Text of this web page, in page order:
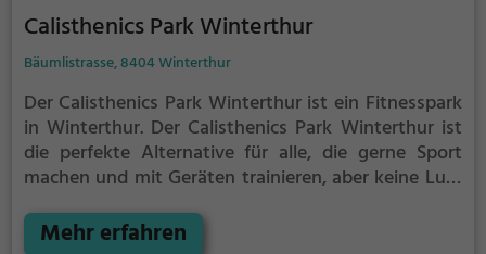
Calisthenics Park Winterthur
Bäumlistrasse, 8404 Winterthur
Der Calisthenics Park Winterthur ist ein Fitnesspark
in Winterthur. Der Calisthenics Park Winterthur ist
die perfekte Alternative für alle, die gerne Sport
machen und mit Geräten trainieren, aber keine Lust
Mehr erfahren